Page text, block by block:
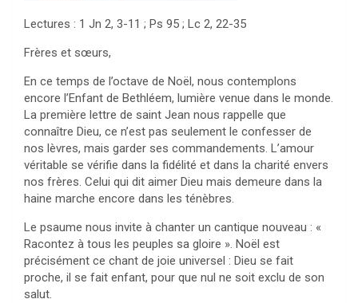
Lectures : 1 Jn 2, 3-11 ; Ps 95 ; Lc 2, 22-35
Frères et sœurs,
En ce temps de l’octave de Noël, nous contemplons
encore l’Enfant de Bethléem, lumière venue dans le monde.
La première lettre de saint Jean nous rappelle que
connaître Dieu, ce n’est pas seulement le confesser de
nos lèvres, mais garder ses commandements. L’amour
véritable se vérifie dans la fidélité et dans la charité envers
nos frères. Celui qui dit aimer Dieu mais demeure dans la
haine marche encore dans les ténèbres.
Le psaume nous invite à chanter un cantique nouveau : «
Racontez à tous les peuples sa gloire ». Noël est
précisément ce chant de joie universel : Dieu se fait
proche, il se fait enfant, pour que nul ne soit exclu de son
salut.